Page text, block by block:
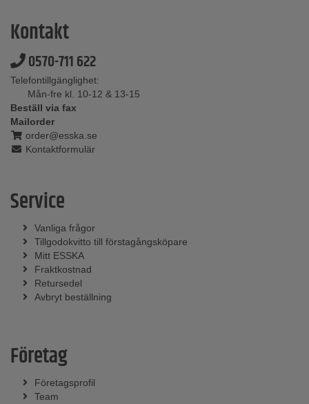
Kontakt
0570-711 622
Telefontillgänglighet:
Mån-fre kl. 10-12 & 13-15
Beställ via fax
Mailorder
order@esska.se
Kontaktformulär
Service
Vanliga frågor
Tillgodokvitto till förstagångsköpare
Mitt ESSKA
Fraktkostnad
Retursedel
Avbryt beställning
Företag
Företagsprofil
Team